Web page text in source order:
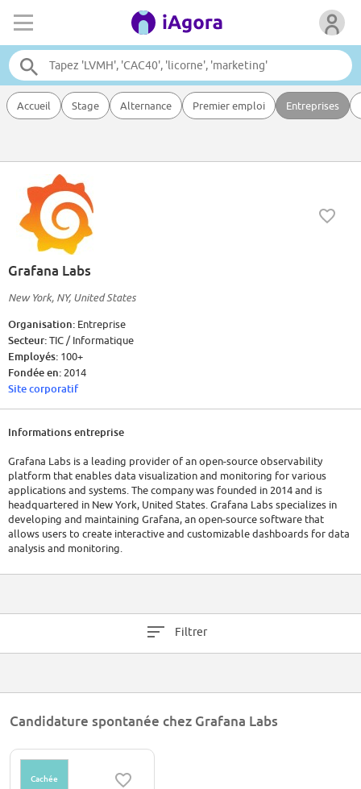
Accueil Stage Alternance Premier emploi Entreprises
Grafana Labs
New York, NY, United States
Organisation: Entreprise
Secteur:TIC / Informatique
Employés: 100+
Fondée en: 2014
Site corporatif
Informations entreprise
Grafana Labs is a leading provider of an open-source observability
platform that enables data visualization and monitoring for various
applications and systems. The company was founded in 2014 and is
headquartered in New York, United States. Grafana Labs specializes in
developing and maintaining Grafana, an open-source software that
allows users to create interactive and customizable dashboards for data
analysis and monitoring.
Grafana Labs had a global team of over 500 employees dedicated to
financials, it is recommended to visit their official website.
Filtrer
Candidature spontanée chez Grafana Labs
Cachée